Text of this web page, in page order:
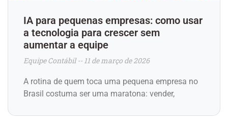
IA para pequenas empresas: como usar
a tecnologia para crescer sem
aumentar a equipe
Equipe Contábil 11 de março de 2026
A rotina de quem toca uma pequena empresa no
Brasil costuma ser uma maratona: vender,